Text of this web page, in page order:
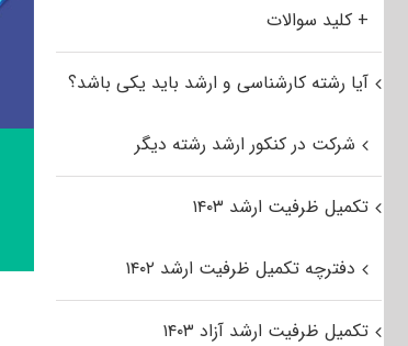
+ کلید سوالات
آیا رشته کارشناسی و ارشد باید یکی باشد؟
شرکت در کنکور ارشد رشته دیگر
تکمیل ظرفیت ارشد ۱۴۰۳
دفترچه تکمیل ظرفیت ارشد ۱۴۰۲
تکمیل ظرفیت ارشد آزاد ۱۴۰۳